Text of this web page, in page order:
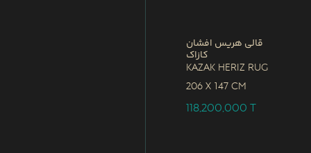
قالی هریس افشان
کازاک
Kazak Heriz Rug
206 x 147 CM
118,200,000T